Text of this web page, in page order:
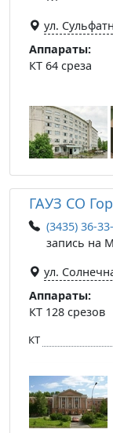
ул.
Аппараты:
КТ 64 среза
ГАУЗ СО
(3435) 36-
запись на
ул.
Аппараты:
КТ 128 срезов
КТ